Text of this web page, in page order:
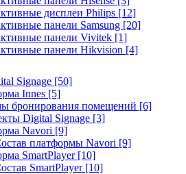
дисплеи Philips [12]
панели Samsung [20]
панели Vivitek [1]
панели Hikvision [4]
Signage [50]
Innes [5]
бронирования помещений [6]
Digital Signage [3]
Navori [9]
платформы Navori [9]
SmartPlayer [10]
SmartPlayer [10]